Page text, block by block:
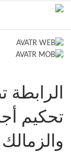
تحكيم
والزمالك